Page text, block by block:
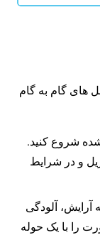
های گام به گام
شروع کنید.
و در شرایط
آرایش، آلودگی
را با یک حوله